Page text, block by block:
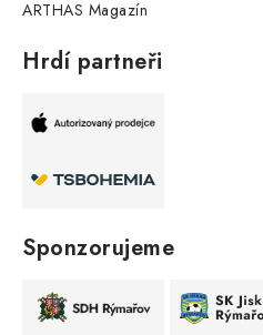
ARTHAS Magazín
Hrdí partneři
Sponzorujeme